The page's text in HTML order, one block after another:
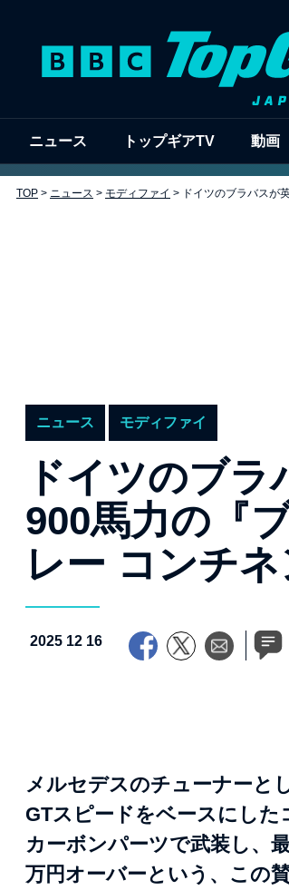
ニュース トップギアTV 動画
TOP > ニュース > モディファイ > ドイツのブラバスが
ニュース モディファイ
ドイツのブラ
900馬力の『
レー コンチ
2025 12 16
メルセデスのチューナーと
GTスピードをベースにした
カーボンパーツで武装し、
万円オーバーという、この